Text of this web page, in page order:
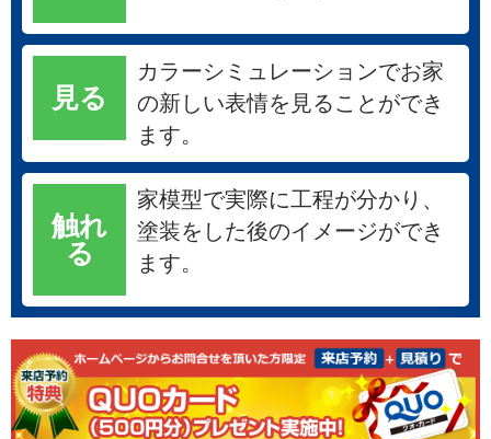
見る
カラーシミュレーションでお家
の新しい表情を見ることができ
ます。
触れ
る
家模型で実際に工程が分かり、
塗装をした後のイメージができ
ます。